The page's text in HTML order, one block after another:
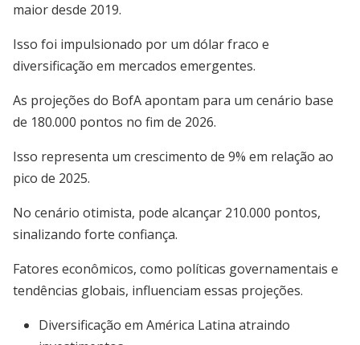
maior desde 2019.
Isso foi impulsionado por um dólar fraco e
diversificação em mercados emergentes.
As projeções do BofA apontam para um cenário base
de 180.000 pontos no fim de 2026.
Isso representa um crescimento de 9% em relação ao
pico de 2025.
No cenário otimista, pode alcançar 210.000 pontos,
sinalizando forte confiança.
Fatores econômicos, como políticas governamentais e
tendências globais, influenciam essas projeções.
Diversificação em América Latina atraindo